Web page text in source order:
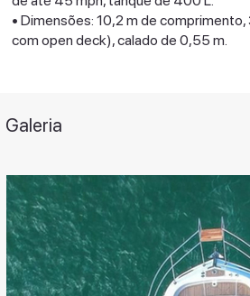
• Dimensões: 10,2 m de comprimento,
com open deck), calado de 0,55 m.
Galeria